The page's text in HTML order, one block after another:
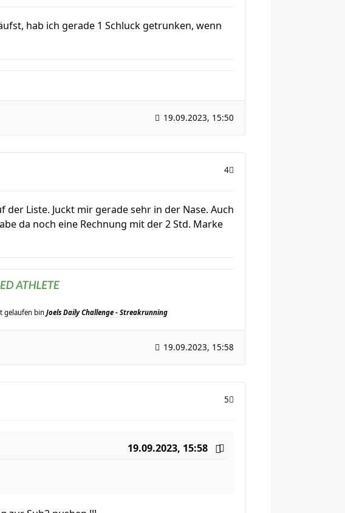
hab ich gerade 1 Schluck getrunken, wenn
19.09.2023, 15:50
4
Liste. Juckt mir gerade sehr in der Nase. Auch
da noch eine Rechnung mit der 2 Std. Marke
gelaufen bin Joels Daily Challenge - Streakrunning
19.09.2023, 15:58
5
19.09.2023, 15:58